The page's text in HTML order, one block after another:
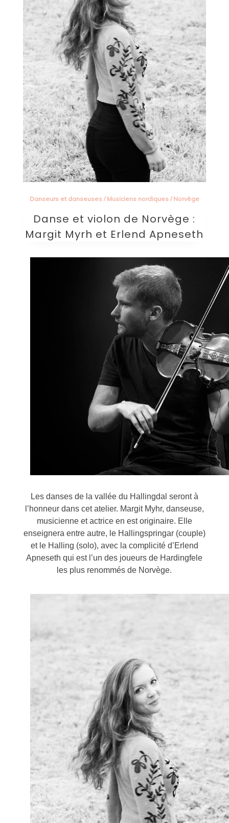
Danseurs et danseuses/ Musiciens nordiques/ Norvège
Danse et violon de Norvège :
Margit Myrh et Erlend Apneseth
Les danses de la vallée du Hallingdal seront à
l’honneur dans cet atelier. Margit Myhr, danseuse,
musicienne et actrice en est originaire. Elle
enseignera entre autre, le Hallingspringar (couple)
et le Halling (solo), avec la complicité d’Erlend
Apneseth qui est l’un des joueurs de Hardingfele
les plus renommés de Norvège.